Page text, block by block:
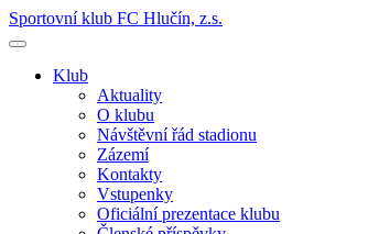
Sportovní klub FC Hlučín, z.s.
Klub
Aktuality
O klubu
Návštěvní řád stadionu
Zázemí
Kontakty
Vstupenky
Oficiální prezentace klubu